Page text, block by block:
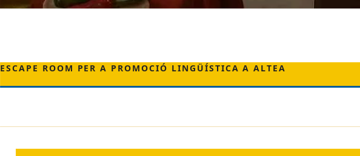
ESCAPE ROOM PER A PROMOCIÓ LINGÜÍSTICA A ALTEA